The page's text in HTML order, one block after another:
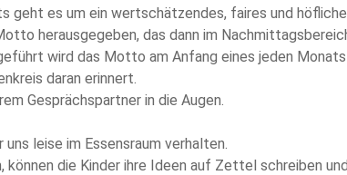
geht es um ein wertschätzendes, faires und
herausgegeben, das dann im
wird das Motto am Anfang eines jeden Monats
daran erinnert.
Gesprächspartner in die Augen.
leise im Essensraum verhalten.
können die Kinder ihre Ideen auf Zettel schreiben